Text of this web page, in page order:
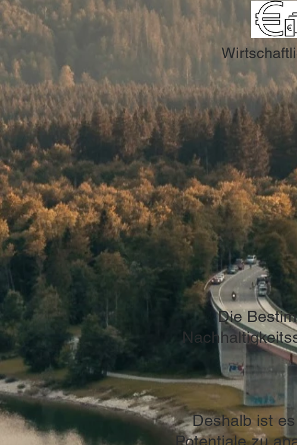
Die
Deshalb ist
Potentiale zu